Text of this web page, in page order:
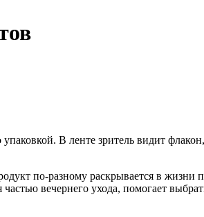
В ленте зритель видит флакон,
по-разному раскрывается в жизни
вечернего ухода, помогает